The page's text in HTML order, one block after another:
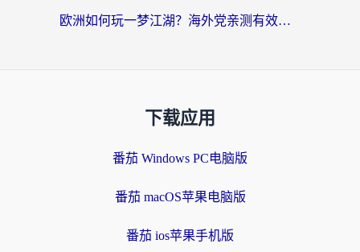
欧洲如何玩一梦江湖？海外党亲测有效的国服游戏加速指南
下载应用
番茄 Windows PC电脑版
番茄 macOS苹果电脑版
番茄 ios苹果手机版